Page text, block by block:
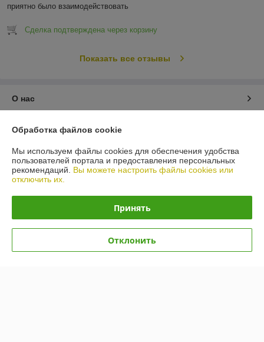
приятно было взаимодействовать
Сделка подтверждена через корзину
Показать все отзывы
О нас
Контакты
Доставка и оплата
График работы
Политика обработки cookies
Обработка файлов cookie
Мы используем файлы cookies для обеспечения удобства
пользователей портала и предоставления персональных
рекомендаций. Вы можете настроить файлы cookies или
отключить их.
Принять
Отклонить